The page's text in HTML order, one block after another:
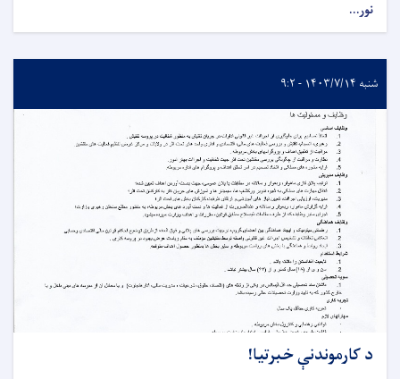
نور...
شنبه ۱۴۰۳/۷/۱۴ - ۹:۲
د کارموندنې خبرتیا!